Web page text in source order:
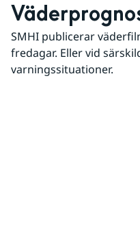
SMHI publicerar
fredagar. Eller vid
varningssituationer.